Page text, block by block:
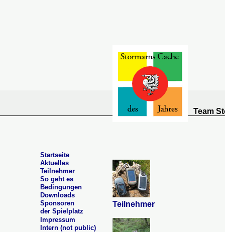
Team
Startseite
Aktuelles
Teilnehmer
So geht es
Bedingungen
Downloads
Sponsoren
der Spielplatz
Impressum
Intern (not public)
Teilnehmer